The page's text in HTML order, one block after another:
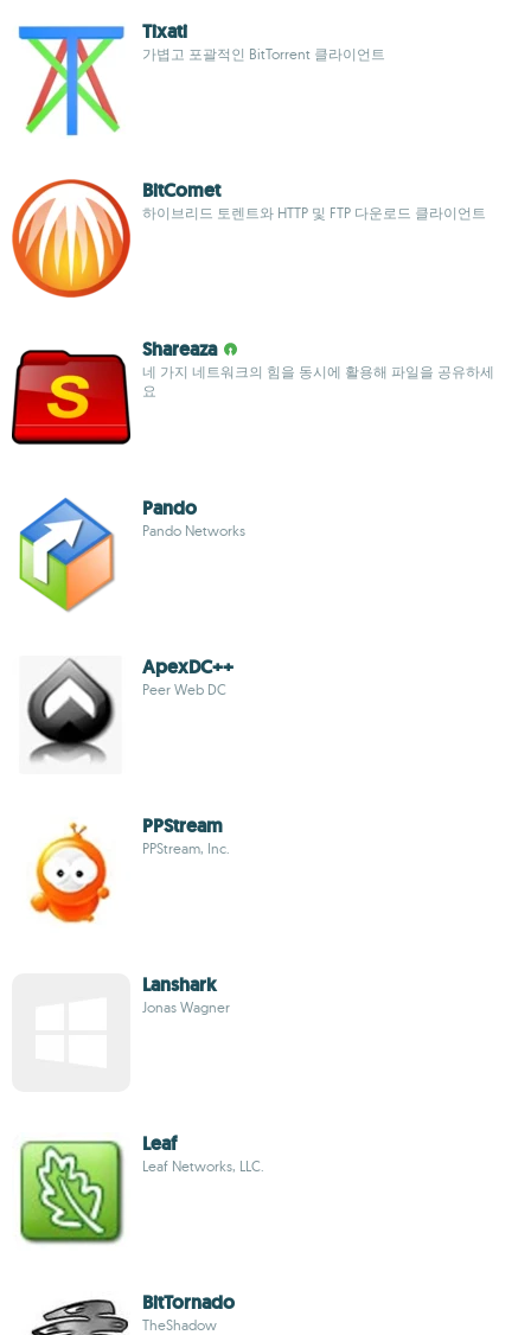
Tixati
가볍고 포괄적인 BitTorrent 클라이언트
BitComet
하이브리드 토렌트와 HTTP 및 FTP 다운로드 클라이언트
Shareaza
네 가지 네트워크의 힘을 동시에 활용해 파일을 공유하세
요
Pando
Pando Networks
ApexDC++
Peer Web DC
PPStream
PPStream, Inc.
Lanshark
Jonas Wagner
Leaf
Leaf Networks, LLC.
BitTornado
TheShadow